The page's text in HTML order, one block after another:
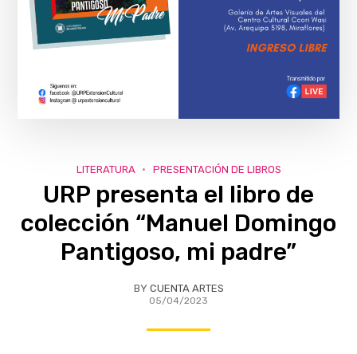
LITERATURA PRESENTACIÓN DE LIBROS
URP presenta el libro de
colección “Manuel Domingo
Pantigoso, mi padre”
BY CUENTA ARTES
05/04/2023